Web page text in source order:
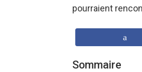
pourraient
Sommaire